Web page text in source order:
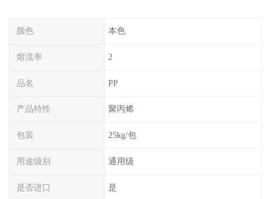
颜色 本色
熔流率 2
品名 PP
产品特性 聚丙烯
包装 25kg/包
用途级别 通用级
是否进口 是